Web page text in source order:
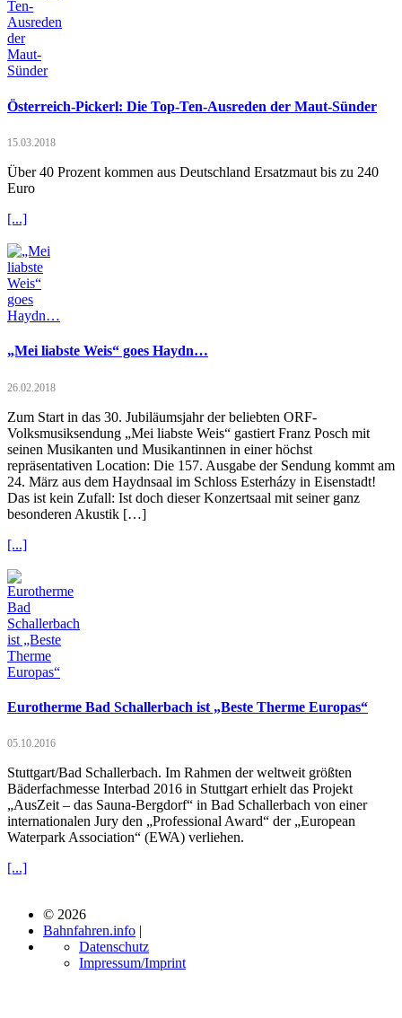
Österreich-Pickerl: Die Top-Ten-Ausreden der Maut-Sünder
15.03.2018
Über 40 Prozent kommen aus Deutschland Ersatzmaut bis zu 240
Euro
[...]
„Mei liabste Weis“ goes Haydn…
26.02.2018
Zum Start in das 30. Jubiläumsjahr der beliebten ORF-
Volksmusiksendung „Mei liabste Weis“ gastiert Franz Posch mit
seinen Musikanten und Musikantinnen in einer höchst
repräsentativen Location: Die 157. Ausgabe der Sendung kommt am
24. März aus dem Haydnsaal im Schloss Esterházy in Eisenstadt!
Das ist kein Zufall: Ist doch dieser Konzertsaal mit seiner ganz
besonderen Akustik […]
[...]
Eurotherme Bad Schallerbach ist „Beste Therme Europas“
05.10.2016
Stuttgart/Bad Schallerbach. Im Rahmen der weltweit größten
Bäderfachmesse Interbad 2016 in Stuttgart erhielt das Projekt
„AusZeit – das Sauna-Bergdorf“ in Bad Schallerbach von einer
internationalen Jury den „Professional Award“ der „European
Waterpark Association“ (EWA) verliehen.
[...]
© 2026
Bahnfahren.info |
Datenschutz
Impressum/Imprint